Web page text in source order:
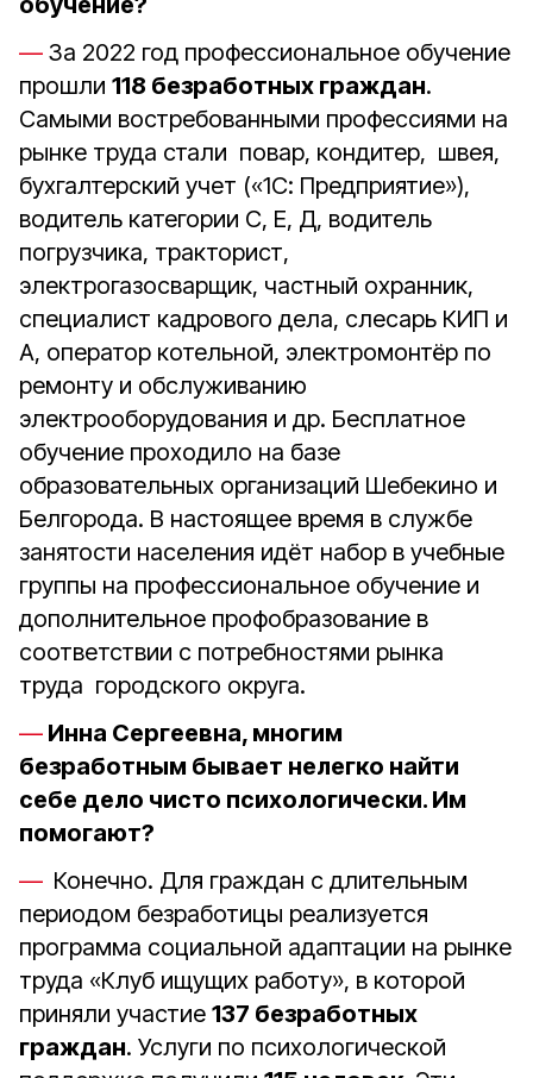
За 2022 год профессиональное обучение
прошли 118 безработных граждан.
Самыми востребованными профессиями на
рынке труда стали повар, кондитер, швея,
бухгалтерский учет («1С: Предприятие»),
водитель категории С, Е, Д, водитель
погрузчика, тракторист,
электрогазосварщик, частный охранник,
специалист кадрового дела, слесарь КИП и
А, оператор котельной, электромонтёр по
ремонту и обслуживанию
электрооборудования и др. Бесплатное
обучение проходило на базе
образовательных организаций Шебекино и
Белгорода. В настоящее время в службе
занятости населения идёт набор в учебные
группы на профессиональное обучение и
дополнительное профобразование в
соответствии с потребностями рынка
труда городского округа.
Инна Сергеевна, многим
безработным бывает нелегко найти
себе дело чисто психологически. Им
помогают?
Конечно. Для граждан с длительным
периодом безработицы реализуется
программа социальной адаптации на рынке
труда «Клуб ищущих работу», в которой
приняли участие 137 безработных
граждан. Услуги по психологической